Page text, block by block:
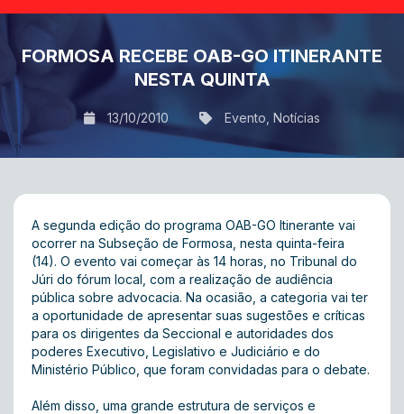
FORMOSA RECEBE OAB-GO ITINERANTE
NESTA QUINTA
13/10/2010 Evento Notícias
A segunda edição do programa OAB-GO Itinerante vai
ocorrer na Subseção de Formosa, nesta quinta-feira
(14). O evento vai começar às 14 horas, no Tribunal do
Júri do fórum local, com a realização de audiência
pública sobre advocacia. Na ocasião, a categoria vai ter
a oportunidade de apresentar suas sugestões e críticas
para os dirigentes da Seccional e autoridades dos
poderes Executivo, Legislativo e Judiciário e do
Ministério Público, que foram convidadas para o debate.
Além disso, uma grande estrutura de serviços e